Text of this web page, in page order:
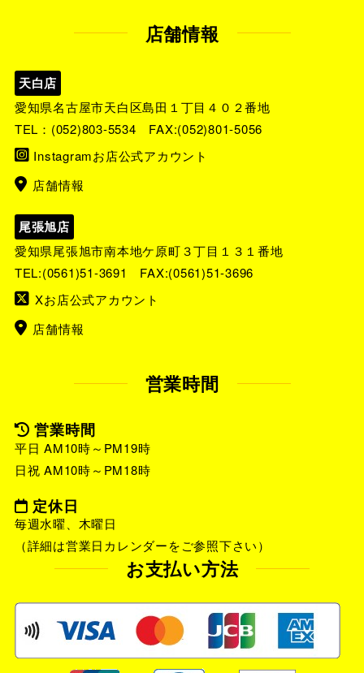
店舗情報
天白店
愛知県名古屋市天白区島田１丁目４０２番地
TEL： (052)803-5534 FAX:(052)801-5056
Instagramお店公式アカウント
店舗情報
尾張旭店
愛知県尾張旭市南本地ケ原町３丁目１３１番地
TEL:(0561)51-3691
FAX:(0561)51-3696
Xお店公式アカウント
店舗情報
営業時間
営業時間
平日 AM10時～PM19時
日祝 AM10時～PM18時
定休日
毎週水曜、木曜日
（詳細は営業日カレンダーをご参照下さい）
お支払い方法